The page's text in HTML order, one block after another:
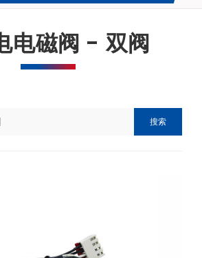
电磁阀 - 双阀
搜索